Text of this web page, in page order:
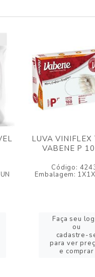
LUVA VINIFLEX
VABENE P
Código:
Embalagem:
Faça seu
ou
cadastre-
para ver
e comprar